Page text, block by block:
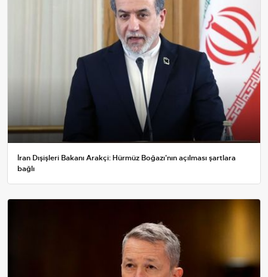
İran Dışişleri Bakanı Arakçi: Hürmüz Boğazı'nın açılması şartlara
bağlı